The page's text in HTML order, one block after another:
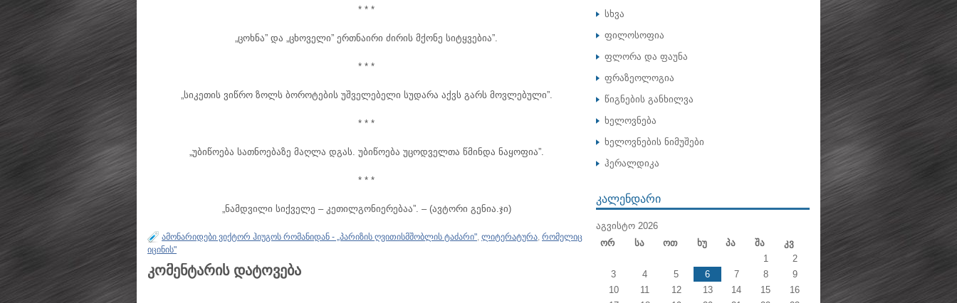
* * *
„ცოხნა” და „ცხოველი” ერთნაირი ძირის მქონე სიტყვებია”.
* * *
„სიკეთის ვიწრო ზოლს ბოროტების უშველებელი სუდარა აქვს გარს მოვლებული”.
* * *
„უბიწოება სათნოებაზე მაღლა დგას. უბიწოება უცოდველთა წმინდა ნაყოფია”.
* * *
„ნამდვილი სიქველე – კეთილგონიერებაა”. – (ავტორი გენია.ჯი)
ამონარიდები ვიქტორ ჰიუგოს რომანიდან - „პარიზის ღვითისმშობლის ტაძარი", ლიტერატურა, რომელიც
იცინის"
კომენტარის დატოვება
სხვა
ფილოსოფია
ფლორა და ფაუნა
ფრაზეოლოგია
წიგნების განხილვა
ხელოვნება
ხელოვნების ნიმუშები
ჰერალდიკა
ᲙᲐᲚᲔᲜᲓᲐᲠᲘ
ᲐᲒᲕᲘᲡᲢᲝ 2026
Ორ
Სა Ოთ Ხუ Პა Შა
Კვ
1
2
3
4 5 6 7 8
9
10
11 12 13 14 15
16